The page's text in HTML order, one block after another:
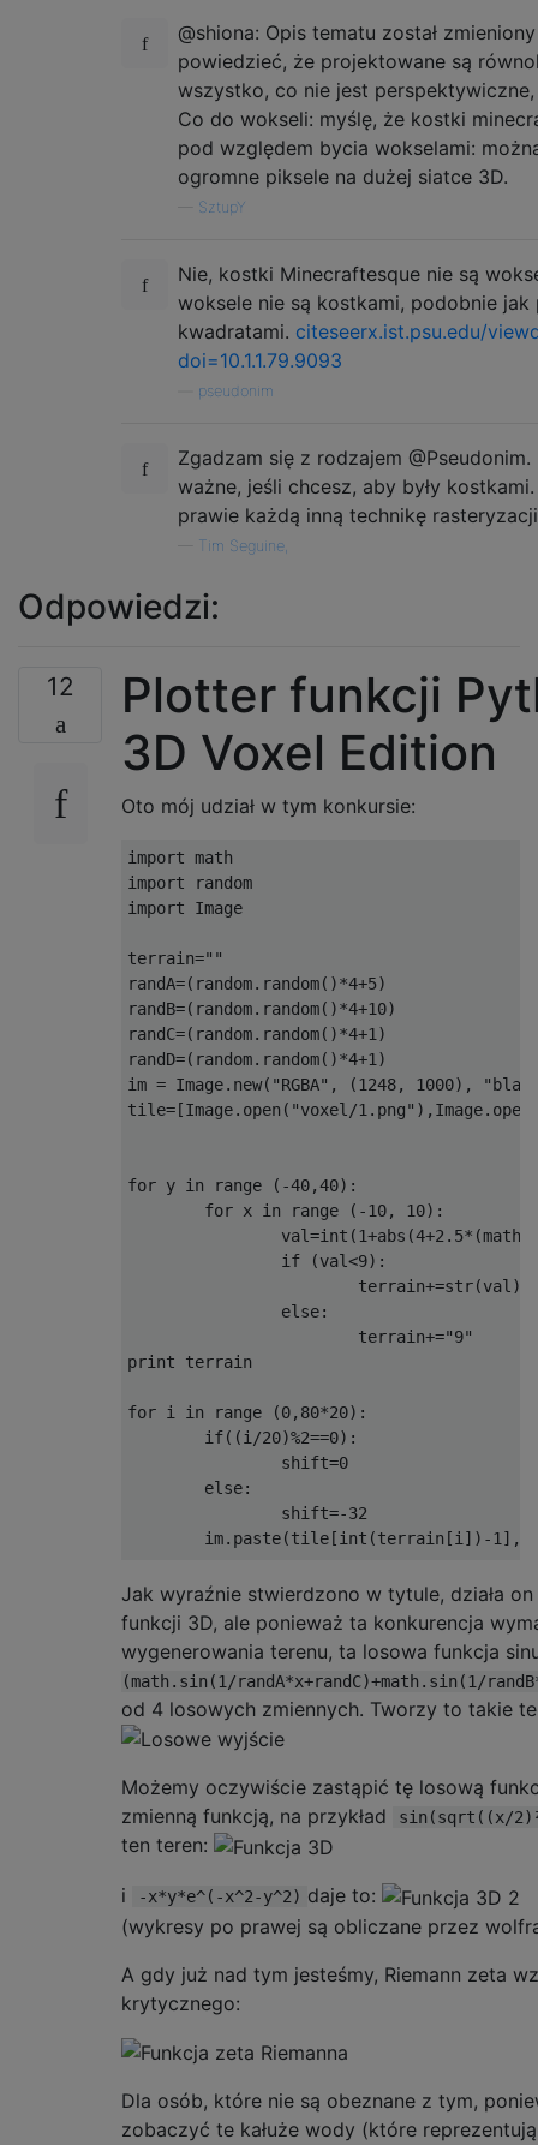
@shiona: Opis tematu został
powiedzieć, że projektowane są
wszystko, co nie jest
Co do wokseli: myślę, że kostki
pod względem bycia wokselami:
ogromne piksele na dużej siatce 3D.
SztupY
Nie, kostki Minecraftesque nie są
woksele nie są kostkami, podobnie jak
kwadratami. citeseerx.ist.psu.edu/
doi=10.1.1.79.9093
pseudonim
Zgadzam się z rodzajem
ważne, jeśli chcesz, aby były
prawie każdą inną technikę
Tim Seguine,
Odpowiedzi:
12
Plotter funkcji
3D Voxel Edition
Oto mój udział w tym konkursie:
import math
import random
import Image
terrain=""
randA=(random.random()*4+5)
randB=(random.random()*4+10)
randC=(random.random()*4+1)
randD=(random.random()*4+1)
im = Image.new("RGBA", (1248, 1000),
tile=[Image.open("voxel/
for y in range (-40,40):
        for x in range (-10, 10):
                if (val<9):
                        terrain+=str(val)
                else:
                        terrain+="9"
print terrain
for i in range (0,80*20):
        if((i/20)%2==0):
                shift=0
        else:
                shift=-32
im.paste(tile[int(terrain[i])-
Jak wyraźnie stwierdzono w tytule, działa
funkcji 3D, ale ponieważ ta konkurencja
wygenerowania terenu, ta losowa funkcja
(math.sin(1/randA*x+randC)+math.sin(1/
od 4 losowych zmiennych. Tworzy to takie
Możemy oczywiście zastąpić tę losową
zmienną funkcją, na przykład
sin(sqrt((x/
ten teren:
i -x*y*e^(-x^2-y^2) daje to:
(wykresy po prawej są obliczane przez
A gdy już nad tym jesteśmy, Riemann zeta
krytycznego:
Dla osób, które nie są obeznane z tym,
zobaczyć te kałuże wody (które